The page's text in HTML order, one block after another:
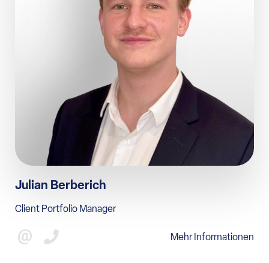
Julian Berberich
Client Portfolio Manager
Mehr Informationen